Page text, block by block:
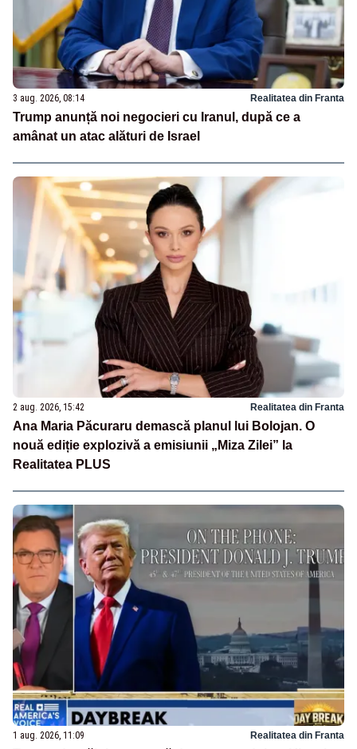
3 aug. 2026, 08:14 Realitatea din Franta
Trump anunță noi negocieri cu Iranul, după ce a
amânat un atac alături de Israel
2 aug. 2026, 15:42 Realitatea din Franta
Ana Maria Păcuraru demască planul lui Bolojan. O
nouă ediție explozivă a emisiunii „Miza Zilei” la
Realitatea PLUS
1 aug. 2026, 11:09 Realitatea din Franta